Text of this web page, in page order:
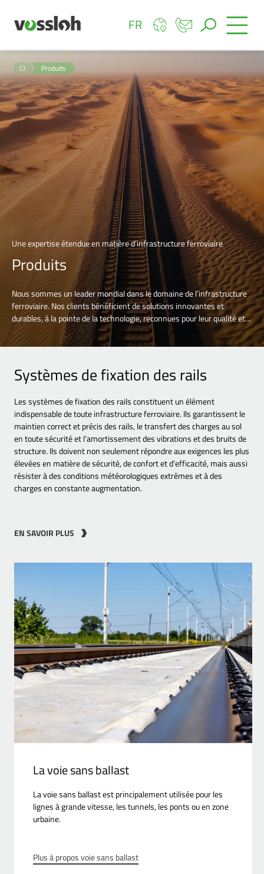
FR
Produits
Une expertise étendue en matière d’infrastructure ferroviaire
Produits
Nous sommes un leader mondial dans le domaine de l’infrastructure
ferroviaire. Nos clients bénéficient de solutions innovantes et
durables, à la pointe de la technologie, reconnues pour leur qualité et
fiabilité. En collaboration avec nos partenaires et clients, nous
optimisons l’infrastructure ferroviaire pour une disponibilité maximale
Systèmes de fixation des rails
Les systèmes de fixation des rails constituent un élément
indispensable de toute infrastructure ferroviaire. Ils garantissent le
maintien correct et précis des rails, le transfert des charges au sol
en toute sécurité et l’amortissement des vibrations et des bruits de
structure. Ils doivent non seulement répondre aux exigences les plus
élevées en matière de sécurité, de confort et d’efficacité, mais aussi
résister à des conditions météorologiques extrêmes et à des
charges en constante augmentation.
EN SAVOIR PLUS
La voie sans ballast
La voie sans ballast est principalement utilisée pour les
lignes à grande vitesse, les tunnels, les ponts ou en zone
urbaine.
Plus à propos voie sans ballast